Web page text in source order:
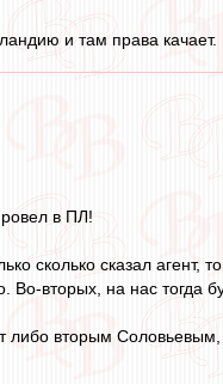
и там права качает.
в ПЛ!
сколько сказал агент,
вторых, на нас тогда
либо вторым Соловьевым,